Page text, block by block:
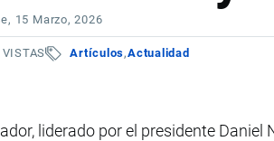
, 15 Marzo, 2026
Artículos Actualidad
liderado por el presidente